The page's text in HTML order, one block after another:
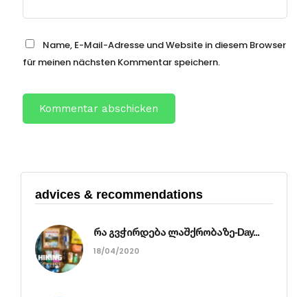
Name, E-Mail-Adresse und Website in diesem Browser
für meinen nächsten Kommentar speichern.
advices & recommendations
რა გვჭირდება ლაშქრობაზე-Day...
18/04/2020